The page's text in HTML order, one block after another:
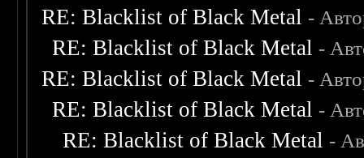
RE: Blacklist of Black Metal -
RE: Blacklist of Black Metal -
RE: Blacklist of Black Metal -
RE: Blacklist of Black Metal -
RE: Blacklist of Black Metal -